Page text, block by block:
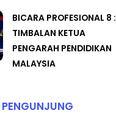
BICARA PROFESIONAL 8 :
TIMBALAN KETUA
PENGARAH PENDIDIKAN
MALAYSIA